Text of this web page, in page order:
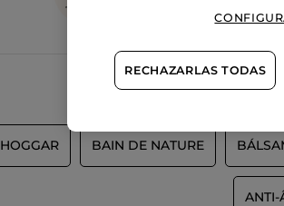
HOGGAR BAIN DE NATURE
ANTI-
RECHAZARLAS TODAS